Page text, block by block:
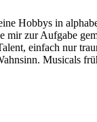
Hobbys in
zur Aufgabe
einfach nur
Musicals